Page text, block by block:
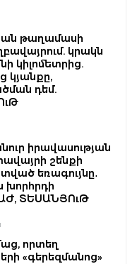
թաղամասի
կրակն
կիլոմետրից.
կյանքը,
դեմ.
իրավասության
շենքի
եռագույնը․
խորհրդի
ՏԵՍԱՆՅՈւԹ
որտեղ
«գերեզմանոց»